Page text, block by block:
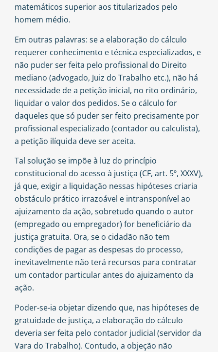
matemáticos superior aos titularizados pelo
homem médio.
Em outras palavras: se a elaboração do cálculo
requerer conhecimento e técnica especializados, e
não puder ser feita pelo profissional do Direito
mediano (advogado, Juiz do Trabalho etc.), não há
necessidade de a petição inicial, no rito ordinário,
liquidar o valor dos pedidos. Se o cálculo for
daqueles que só puder ser feito precisamente por
profissional especializado (contador ou calculista),
a petição ilíquida deve ser aceita.
Tal solução se impõe à luz do princípio
constitucional do acesso à justiça (CF, art. 5º, XXXV),
já que, exigir a liquidação nessas hipóteses criaria
obstáculo prático irrazoável e intransponível ao
ajuizamento da ação, sobretudo quando o autor
(empregado ou empregador) for beneficiário da
justiça gratuita. Ora, se o cidadão não tem
condições de pagar as despesas do processo,
inevitavelmente não terá recursos para contratar
um contador particular antes do ajuizamento da
ação.
Poder-se-ia objetar dizendo que, nas hipóteses de
gratuidade de justiça, a elaboração do cálculo
deveria ser feita pelo contador judicial (servidor da
Vara do Trabalho). Contudo, a objeção não